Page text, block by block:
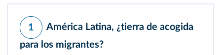
1
América Latina, ¿tierra de acogida
para los migrantes?